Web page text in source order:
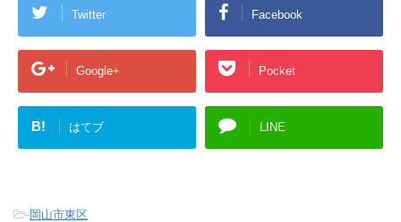
Twitter Facebook
Google+ Pocket
B! はてブ LINE
-岡山市東区